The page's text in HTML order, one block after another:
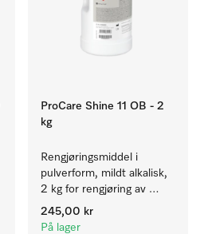
ProCare Shine 11 OB - 2
kg
Rengjøringsmiddel i
pulverform, mildt alkalisk,
2 kg for rengjøring av
sterkt tilsmusset servise,
bestikk og glass.
245,00 kr
På lager